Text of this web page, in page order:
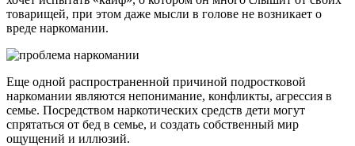
товарищей, при этом даже мысли в голове не возникает о
вреде наркомании.
Еще одной распространенной причиной подростковой
наркомании являются непонимание, конфликты, агрессия в
семье. Посредством наркотических средств дети могут
спрятаться от бед в семье, и создать собственный мир
ощущений и иллюзий.